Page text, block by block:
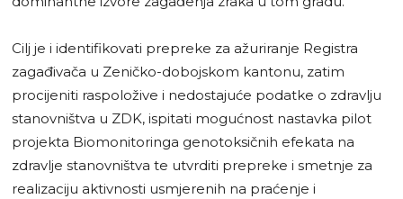
Cilj je i identifikovati prepreke za ažuriranje Registra
zagađivača u Zeničko-dobojskom kantonu, zatim
procijeniti raspoložive i nedostajuće podatke o zdravlju
stanovništva u ZDK, ispitati mogućnost nastavka pilot
projekta Biomonitoringa genotoksičnih efekata na
zdravlje stanovništva te utvrditi prepreke i smetnje za
realizaciju aktivnosti usmjerenih na praćenje i